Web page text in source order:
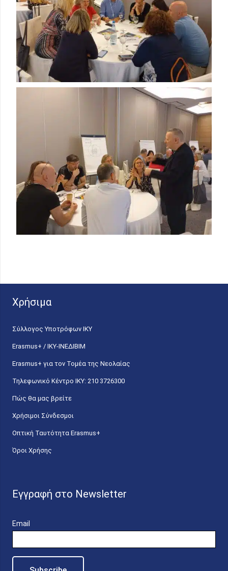
Χρήσιμα
Σύλλογος Υποτρόφων ΙΚΥ
Erasmus+ / ΙΚΥ-ΙΝΕΔΙΒΙΜ
Erasmus+ για τον Τομέα της Νεολαίας
Τηλεφωνικό Κέντρο IKY: 210 3726300
Πώς θα μας βρείτε
Χρήσιμοι Σύνδεσμοι
Οπτική Ταυτότητα Erasmus+
Όροι Χρήσης
Εγγραφή στο Newsletter
Email